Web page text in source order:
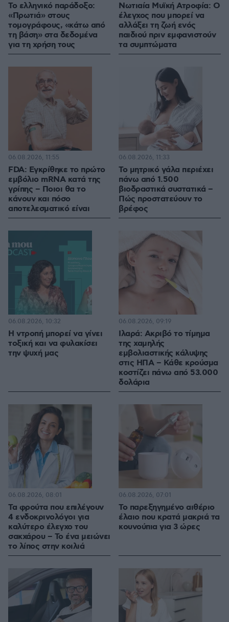
Το ελληνικό παράδοξο:
«Πρωτιά» στους
τομογράφους, «κάτω από
τη βάση» στα δεδομένα
για τη χρήση τους
Νωτιαία Μυϊκή Ατροφία: Ο
έλεγχος που μπορεί να
αλλάξει τη ζωή ενός
παιδιού πριν εμφανιστούν
τα συμπτώματα
FDA: Εγκρίθηκε το πρώτο
εμβόλιο mRNA κατά της
γρίπης – Ποιοι θα το
κάνουν και πόσο
αποτελεσματικό είναι
06.08.2026, 11:55
Το μητρικό γάλα περιέχει
πάνω από 1.500
βιοδραστικά συστατικά –
Πώς προστατεύουν το
βρέφος
06.08.2026, 11:33
Η ντροπή μπορεί να γίνει
τοξική και να φυλακίσει
την ψυχή μας
06.08.2026, 10:32
Ιλαρά: Ακριβό το τίμημα
της χαμηλής
εμβολιαστικής κάλυψης
στις ΗΠΑ – Κάθε κρούσμα
κοστίζει πάνω από 53.000
δολάρια
06.08.2026, 09:19
Τα φρούτα που επιλέγουν
4 ενδοκρινολόγοι για
καλύτερο έλεγχο του
σακχάρου – Το ένα μειώνει
το λίπος στην κοιλιά
06.08.2026, 08:01
Το παρεξηγημένο αιθέριο
έλαιο που κρατά μακριά τα
κουνούπια για 3 ώρες
06.08.2026, 07:01